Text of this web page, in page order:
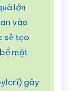
lớn
vào
sẽ tạo
mặt
gây